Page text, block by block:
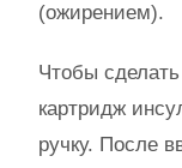
(ожирением).
Чтобы
картридж
ручку. После